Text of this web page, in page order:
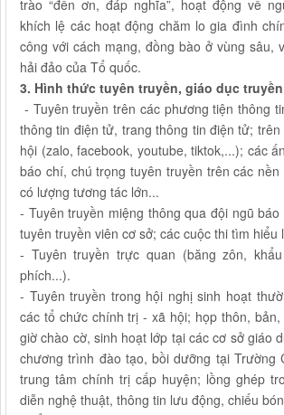
trào “đền ơn, đáp nghĩa”, hoạt động về
khích lệ các hoạt động chăm lo gia đình
công với cách mạng, đồng bào ở vùng sâu,
hải đảo của Tổ quốc.
3. Hình thức tuyên truyền, giáo dục
- Tuyên truyền trên các phương tiện thông
thông tin điện tử, trang thông tin điện tử;
hội (zalo, facebook, youtube, tiktok,...); các
báo chí, chú trọng tuyên truyền trên các
có lượng tương tác lớn...
- Tuyên truyền miệng thông qua đội ngũ
tuyên truyền viên cơ sở; các cuộc thi tìm
- Tuyên truyền trực quan (băng zôn,
phích...).
- Tuyên truyền trong hội nghị sinh hoạt
các tổ chức chính trị - xã hội; họp thôn,
giờ chào cờ, sinh hoạt lớp tại các cơ sở giáo
chương trình đào tạo, bồi dưỡng tại Trường
trung tâm chính trị cấp huyện; lồng ghép
diễn nghệ thuật, thông tin lưu động, chiếu